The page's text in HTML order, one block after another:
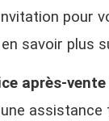
pour
savoir plus
après-vente
assistance